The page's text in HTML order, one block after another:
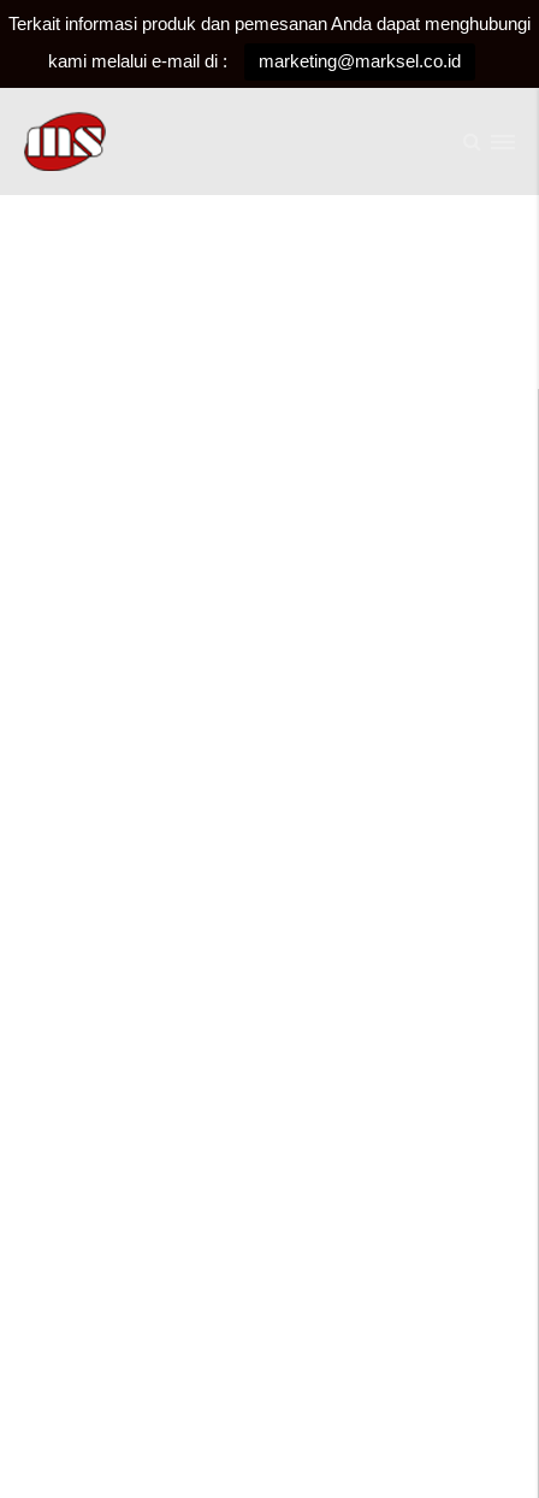
Terkait informasi produk dan pemesanan Anda dapat menghubungi
kami melalui e-mail di :
marketing@marksel.co.id